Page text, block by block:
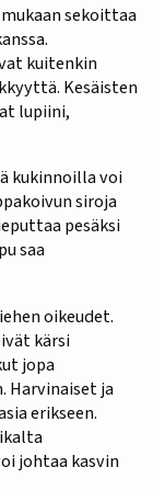
sekoittaa
kuitenkin
Kesäisten
lupiini,
kukinnoilla voi
siroja
pesäksi
saa
oikeudet.
kärsi
jopa
Harvinaiset ja
erikseen.
johtaa kasvin